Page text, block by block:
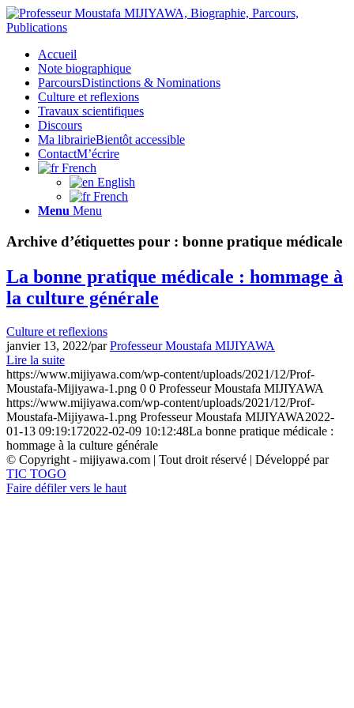
Accueil
Note biographique
ParcoursDistinctions & Nominations
Culture et reflexions
Travaux scientifiques
Discours
Ma librairieBientôt accessible
ContactM’écrire
French
English
French
Menu Menu
Archive d’étiquettes pour : bonne pratique médicale
La bonne pratique médicale : hommage à
la culture générale
Culture et reflexions
janvier 13, 2022/parProfesseur Moustafa MIJIYAWA
Lire la suite
https://www.mijiyawa.com/wp-content/uploads/2021/12/Prof-
Moustafa-Mijiyawa-1.png 0 0 Professeur Moustafa MIJIYAWA
https://www.mijiyawa.com/wp-content/uploads/2021/12/Prof-
Moustafa-Mijiyawa-1.png Professeur Moustafa MIJIYAWA2022-
01-13 09:19:172022-02-09 10:12:48La bonne pratique médicale :
hommage à la culture générale
© Copyright - mijiyawa.com | Tout droit réservé | Développé par
TIC TOGO
Faire défiler vers le haut